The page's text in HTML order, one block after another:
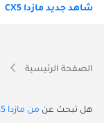
شاهد جديد مازدا CX5
الصفحة الرئيسية
هل تبحث عن من مازدا CX5 جديدة للبيع في أبوظبي